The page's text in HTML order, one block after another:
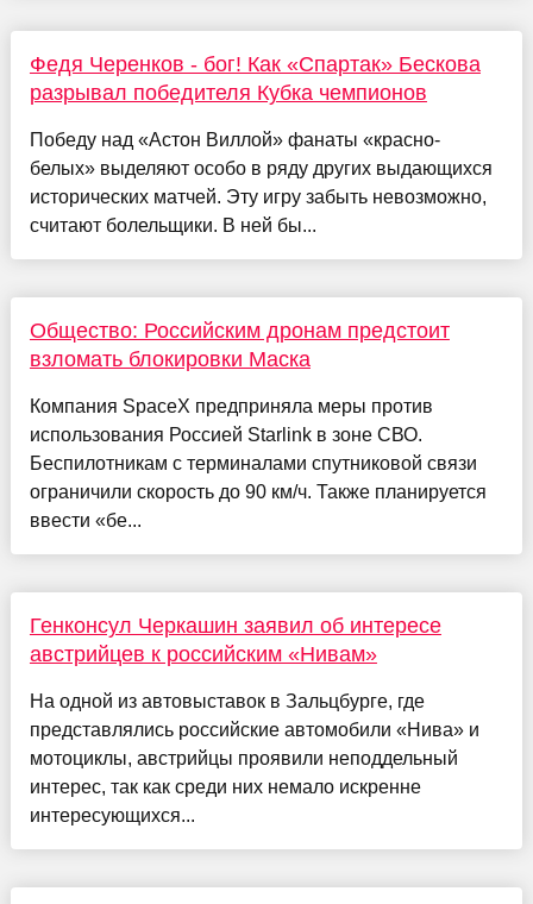
Федя Черенков - бог! Как «Спартак» Бескова
разрывал победителя Кубка чемпионов
Победу над «Астон Виллой» фанаты «красно-
белых» выделяют особо в ряду других выдающихся
исторических матчей. Эту игру забыть невозможно,
считают болельщики. В ней бы...
Общество: Российским дронам предстоит
взломать блокировки Маска
Компания SpaceX предприняла меры против
использования Россией Starlink в зоне СВО.
Беспилотникам с терминалами спутниковой связи
ограничили скорость до 90 км/ч. Также планируется
ввести «бе...
Генконсул Черкашин заявил об интересе
австрийцев к российским «Нивам»
На одной из автовыставок в Зальцбурге, где
представлялись российские автомобили «Нива» и
мотоциклы, австрийцы проявили неподдельный
интерес, так как среди них немало искренне
интересующихся...